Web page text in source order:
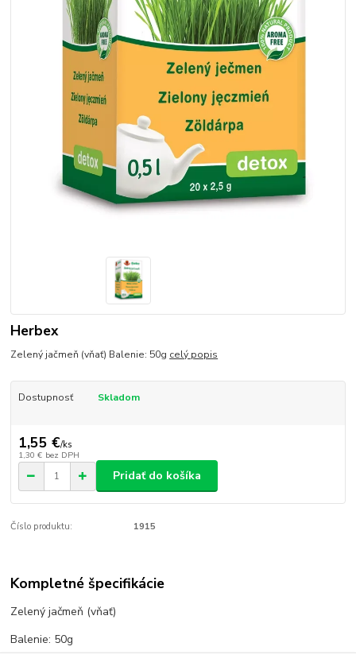
Herbex
Zelený jačmeň (vňať) Balenie: 50g celý popis
Dostupnosť Skladom
1,55 €/ks
1,30 € bez DPH
Pridať do košíka
Číslo produktu: 1915
Kompletné špecifikácie
Zelený jačmeň (vňať)
Balenie: 50g